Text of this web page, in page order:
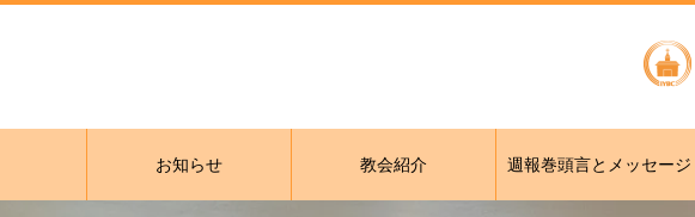
お知らせ 教会紹介 週報巻頭言とメッセージ